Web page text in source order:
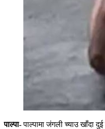
पाल्पा-पाल्पामा जंगली च्याउ खाँदा